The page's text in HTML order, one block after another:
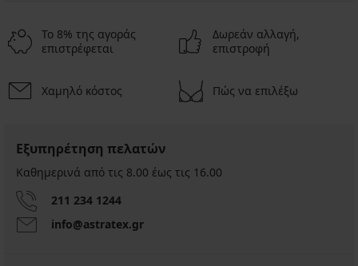
Το 8% της αγοράς
επιστρέφεται
Δωρεάν αλλαγή,
επιστροφή
Χαμηλό κόστος Πώς να επιλέξω
Εξυπηρέτηση πελατών
Καθημερινά από τις 8.00 έως τις 16.00
211 234 1244
info@astratex.gr